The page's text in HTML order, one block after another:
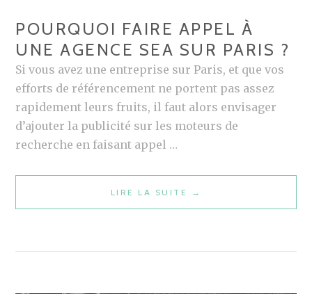
POURQUOI FAIRE APPEL À
UNE AGENCE SEA SUR PARIS ?
Si vous avez une entreprise sur Paris, et que vos
efforts de référencement ne portent pas assez
rapidement leurs fruits, il faut alors envisager
d’ajouter la publicité sur les moteurs de
recherche en faisant appel …
LIRE LA SUITE
POURQUOI
FAIRE
→